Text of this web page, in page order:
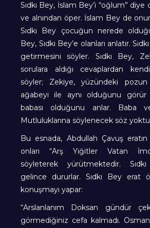
Sıdkı Bey, İslam Bey’i “oğlum”
ve alnından öper. İslam Bey de
Sıdkı Bey çocuğun nerede
Bey, Sıdkı Bey’e olanları anlatır.
getirmesini söyler. Sıdkı Bey,
sorulara aldığı cevaplardan
söyler; Zekiye, yüzündeki
ağabeyi ile aynı olduğunu görür
babası olduğunu anlar. Baba
Mutluluklarına söylenecek söz
Bu esnada, Abdullah Çavuş
onları “Arş Yiğitler Vatan
söyleterek yürütmektedir.
gelince dururlar. Sıdkı Bey erat
konuşmayı yapar:
“Arslanlanım Doksan gündür
görmediğiniz cefa kalmadı.